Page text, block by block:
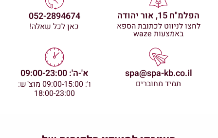
הפלמ"ח 15, אור יהודה
לחצו לניווט לכתובת הספא
באמצעות waze
052-2894674
כאן לכל שאלה!
spa@spa-kb.co.il
תמיד מחוברים
א'-ה': 09:00-23:00
ו': 09:00-15:00 מוצ"ש:
18:00-23:00